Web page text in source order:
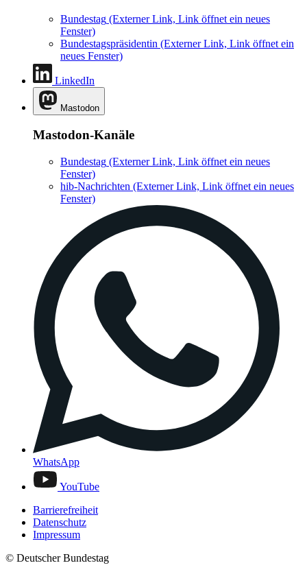
Bundestag (Externer Link, Link öffnet ein neues
Fenster)
Bundestagspräsidentin (Externer Link, Link öffnet ein
neues Fenster)
LinkedIn
Mastodon
Mastodon-Kanäle
Bundestag (Externer Link, Link öffnet ein neues
Fenster)
hib-Nachrichten (Externer Link, Link öffnet ein neues
Fenster)
WhatsApp
YouTube
Barrierefreiheit
Datenschutz
Impressum
© Deutscher Bundestag